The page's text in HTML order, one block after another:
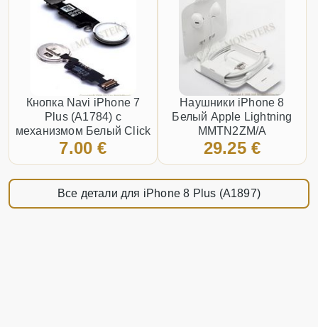
Кнопка Navi iPhone 7
Plus (A1784) с
механизмом Белый Click
working
7.00 €
Наушники iPhone 8
Белый Apple Lightning
MMTN2ZM/A
29.25 €
Все детали для iPhone 8 Plus (A1897)